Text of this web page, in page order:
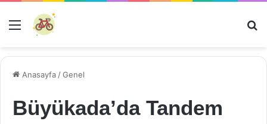
Menü
Anasayfa /Genel
Büyükada’da Tandem